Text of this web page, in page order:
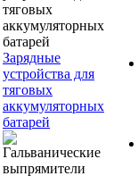
Зарядные
устройства для
тяговых
аккумуляторных
батарей